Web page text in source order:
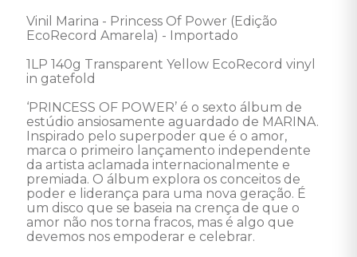
Vinil Marina - Princess Of Power (Edição
EcoRecord Amarela) - Importado
1LP 140g Transparent Yellow EcoRecord vinyl
in gatefold
‘PRINCESS OF POWER’ é o sexto álbum de
estúdio ansiosamente aguardado de MARINA.
Inspirado pelo superpoder que é o amor,
marca o primeiro lançamento independente
da artista aclamada internacionalmente e
premiada. O álbum explora os conceitos de
poder e liderança para uma nova geração. É
um disco que se baseia na crença de que o
amor não nos torna fracos, mas é algo que
devemos nos empoderar e celebrar.